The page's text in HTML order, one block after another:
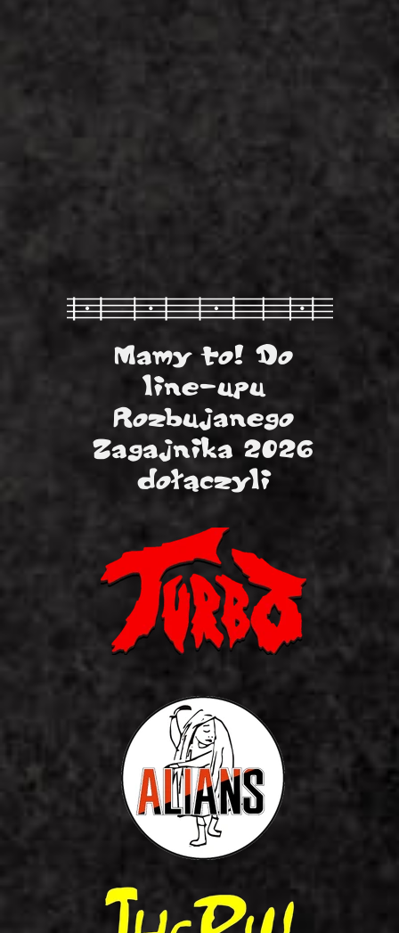
Mamy to! Do
line-upu
Rozbujanego
Zagajnika 2026
dołączyli